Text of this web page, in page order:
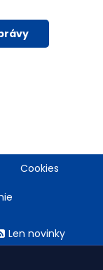
Cookies
Len novinky